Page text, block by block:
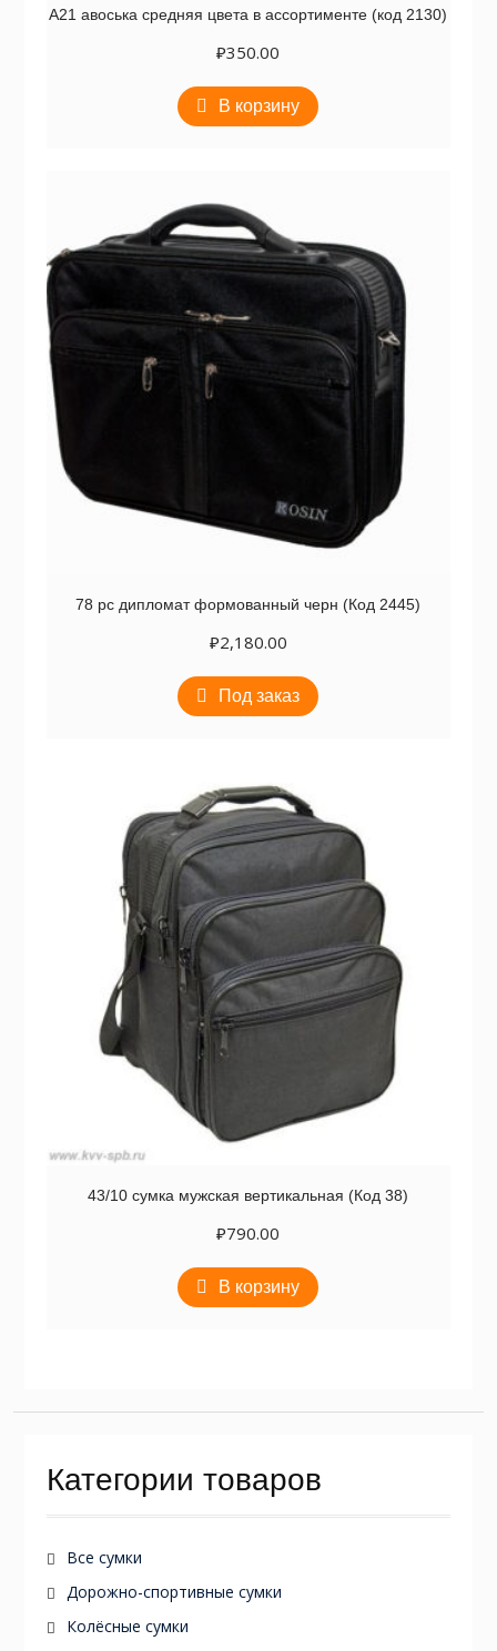
А21 авоська средняя цвета в ассортименте (код 2130)
₽350.00
В корзину
78 рс дипломат формованный черн (Код 2445)
₽2,180.00
Под заказ
43/10 сумка мужская вертикальная (Код 38)
₽790.00
В корзину
Категории товаров
Все сумки
Дорожно-спортивные сумки
Колёсные сумки